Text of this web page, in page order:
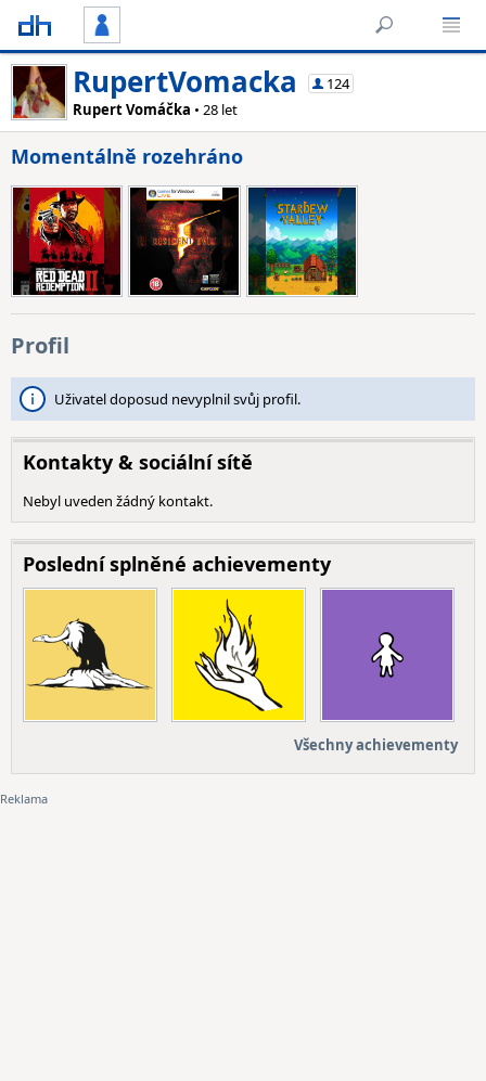
RupertVomacka
124
Rupert Vomáčka • 28 let
Momentálně rozehráno
Profil
Uživatel doposud nevyplnil svůj profil.
Kontakty & sociální sítě
Nebyl uveden žádný kontakt.
Poslední splněné achievementy
Všechny achievementy